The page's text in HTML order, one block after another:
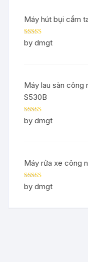
Máy hút bụi cầm
Rated5out
of 5
by dmgt
Máy lau sàn công
S530B
Rated5out
of 5
by dmgt
Máy rửa xe công
Rated5out
of 5
by dmgt